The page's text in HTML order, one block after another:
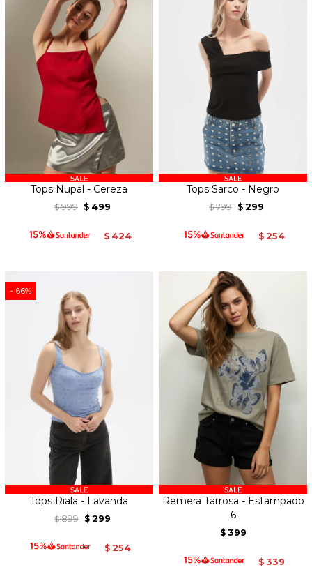
Tops Nupal - Cereza
$ 999 $ 499
$ 424
Tops Sarco - Negro
$ 799 $ 299
$ 254
66
Tops Riala - Lavanda
$ 899 $ 299
$ 254
Remera Tarrosa - Estampado
6
$ 399
$ 339